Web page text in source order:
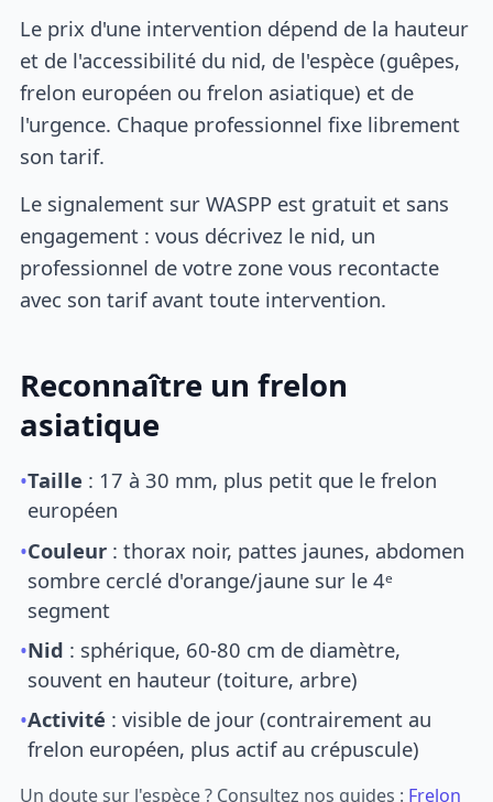
Le prix d'une intervention dépend de la hauteur
et de l'accessibilité du nid, de l'espèce (guêpes,
frelon européen ou frelon asiatique) et de
l'urgence. Chaque professionnel fixe librement
son tarif.
Le signalement sur WASPP est gratuit et sans
engagement : vous décrivez le nid, un
professionnel de votre zone vous recontacte
avec son tarif avant toute intervention.
Reconnaître un frelon
asiatique
•Taille : 17 à 30 mm, plus petit que le frelon
européen
•Couleur : thorax noir, pattes jaunes, abdomen
sombre cerclé d'orange/jaune sur le 4ᵉ
segment
•Nid : sphérique, 60-80 cm de diamètre,
souvent en hauteur (toiture, arbre)
•Activité : visible de jour (contrairement au
frelon européen, plus actif au crépuscule)
Un doute sur l'espèce ? Consultez nos guides : Frelon